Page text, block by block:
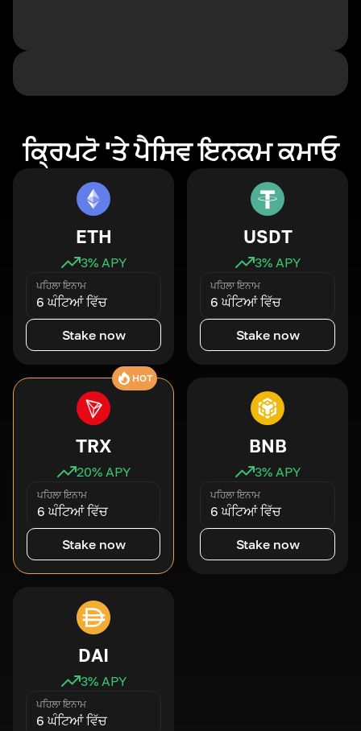
ਕ੍ਰਿਪਟੋ 'ਤੇ ਪੈਸਿਵ ਇਨਕਮ ਕਮਾਓ
ETH
3% APY
ਪਹਿਲਾ ਇਨਾਮ
6 ਘੰਟਿਆਂ ਵਿੱਚ
Stake now
USDT
3% APY
ਪਹਿਲਾ ਇਨਾਮ
6 ਘੰਟਿਆਂ ਵਿੱਚ
Stake now
HOT
TRX
20% APY
ਪਹਿਲਾ ਇਨਾਮ
6 ਘੰਟਿਆਂ ਵਿੱਚ
Stake now
BNB
3% APY
ਪਹਿਲਾ ਇਨਾਮ
6 ਘੰਟਿਆਂ ਵਿੱਚ
Stake now
DAI
3% APY
ਪਹਿਲਾ ਇਨਾਮ
6 ਘੰਟਿਆਂ ਵਿੱਚ